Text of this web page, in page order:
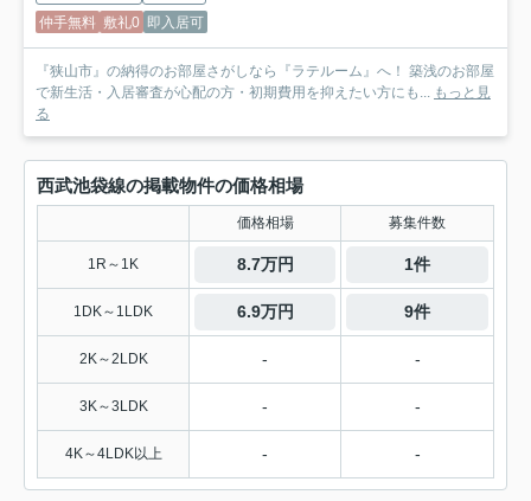
仲手無料 敷礼0 即入居可
『狭山市』の納得のお部屋さがしなら『ラテルーム』へ！ 築浅のお部屋
で新生活・入居審査が心配の方・初期費用を抑えたい方にも... もっと見
る
西武池袋線の掲載物件の価格相場
価格相場 募集件数
1R～1K 8.7万円 1件
1DK～1LDK 6.9万円 9件
2K～2LDK - -
3K～3LDK - -
4K～4LDK以上 - -